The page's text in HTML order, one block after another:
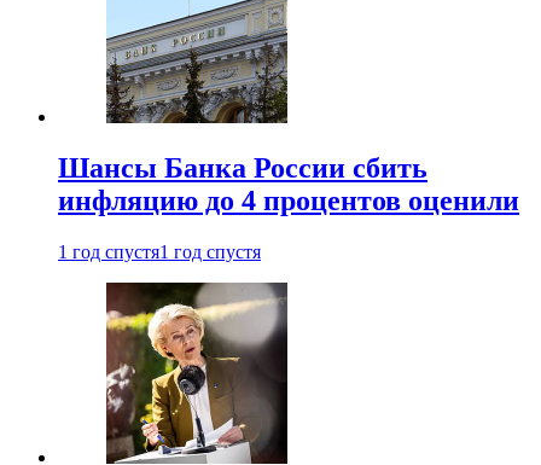
Шансы Банка России сбить
инфляцию до 4 процентов оценили
1 год спустя1 год спустя